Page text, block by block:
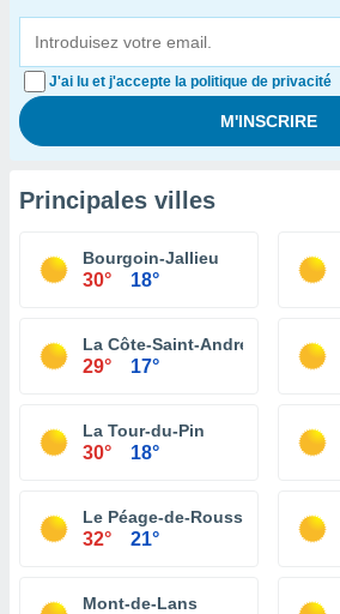
J'ai lu et j'accepte la politique de privacité
Principales villes
Bourgoin-Jallieu
30° 18°
La Côte-Saint-André
29° 17°
La Tour-du-Pin
30° 18°
Le Péage-de-Roussillon
32° 21°
Mont-de-Lans